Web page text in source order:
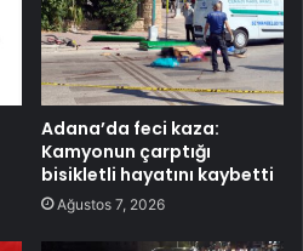
Adana’da feci kaza:
Kamyonun çarptığı
bisikletli hayatını kaybetti
Ağustos 7, 2026